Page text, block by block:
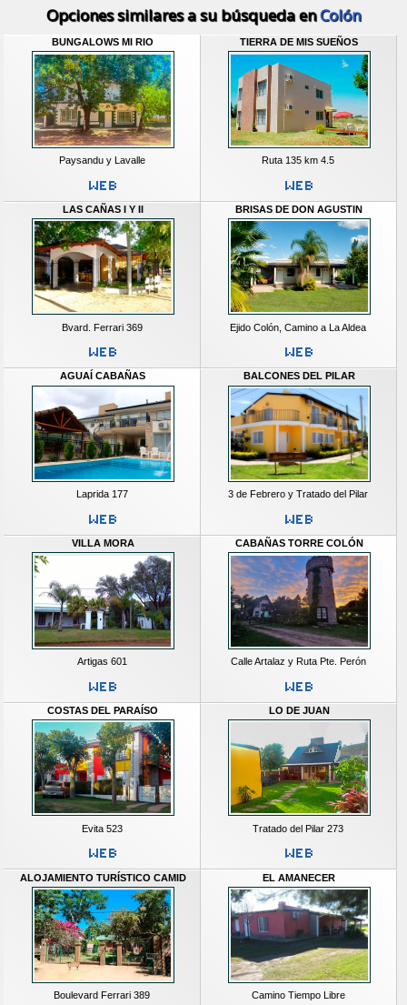
Opciones similares a su búsqueda enColón
BUNGALOWS MI RIO
Paysandu y Lavalle
TIERRA DE MIS SUEÑOS
Ruta 135 km 4.5
LAS CAÑAS I Y II
Bvard. Ferrari 369
BRISAS DE DON AGUSTIN
Ejido Colón, Camino a La Aldea
AGUAÍ CABAÑAS
Laprida 177
BALCONES DEL PILAR
3 de Febrero y Tratado del Pilar
VILLA MORA
Artigas 601
CABAÑAS TORRE COLÓN
Calle Artalaz y Ruta Pte. Perón
COSTAS DEL PARAÍSO
Evita 523
LO DE JUAN
Tratado del Pilar 273
ALOJAMIENTO TURÍSTICO CAMID
Boulevard Ferrari 389
EL AMANECER
Camino Tiempo Libre